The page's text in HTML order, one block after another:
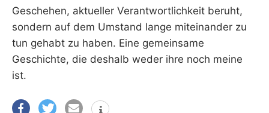
Geschehen, aktueller Verantwortlichkeit beruht,
sondern auf dem Umstand lange miteinander zu
tun gehabt zu haben. Eine gemeinsame
Geschichte, die deshalb weder ihre noch meine
ist.